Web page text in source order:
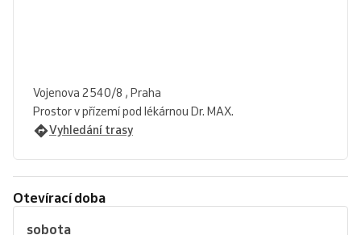
Vojenova 2540/8 , Praha
Prostor v přízemí pod lékárnou Dr. MAX.
Vyhledání trasy
Otevírací doba
sobota